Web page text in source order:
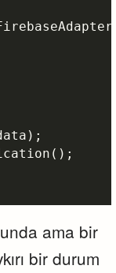
);
ama bir
bir durum